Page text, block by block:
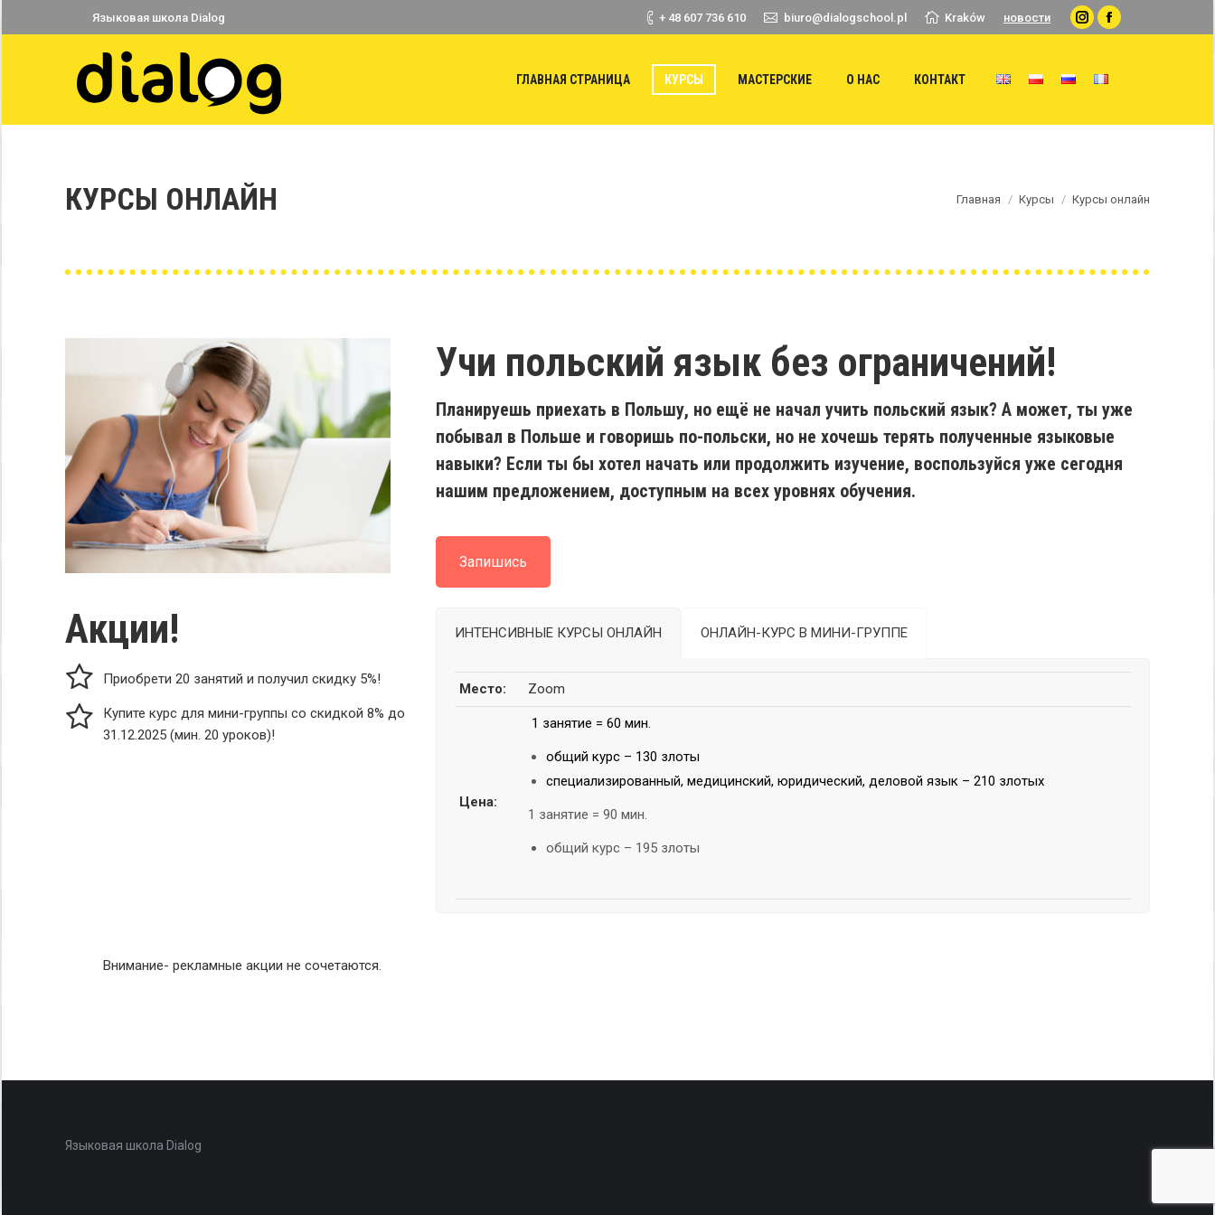
Языковая школа Dialog + 48 607 736 610 biuro@dialogschool.pl Kraków новости
InstagramFacebook
ГЛАВНАЯ СТРАНИЦА КУРСЫ МАСТЕРСКИЕ О НАС КОНТАКТ
КУРСЫ ОНЛАЙН Главная Курсы Курсы онлайн
Акции!
Приобрети 20 занятий и получил скидку 5%!
Купите курс для мини-группы со скидкой 8% до
31.12.2025 (мин. 20 уроков)!
Внимание- рекламные акции не сочетаются.
Учи польский язык без ограничений!
Планируешь приехать в Польшу, но ещё не начал учить польский язык? А может, ты уже
побывал в Польше и говоришь по-польски, но не хочешь терять полученные языковые
навыки? Если ты бы хотел начать или продолжить изучение, воспользуйся уже сегодня
нашим предложением, доступным на всех уровнях обучения.
Запишись
ИНТЕНСИВНЫЕ КУРСЫ ОНЛАЙН ОНЛАЙН-КУРС В МИНИ-ГРУППЕ
Место: Zoom
Цена:
1 занятие = 60 мин.
общий курс – 130 злоты
специализированный, медицинский, юридический, деловой язык – 210 злотых
1 занятие = 90 мин.
общий курс – 195 злоты
Языковая школа Dialog